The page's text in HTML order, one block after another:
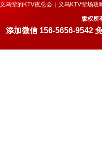
义乌荤的KTV夜总会 | 义乌KTV荤场攻
版权所
添加微信 156-5656-9542